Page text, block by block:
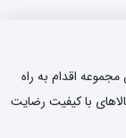
مجموعه اقدام به راه
با کیفیت رضایت